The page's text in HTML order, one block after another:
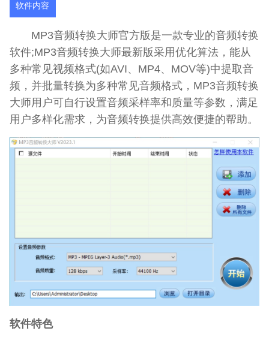
软件内容
MP3音频转换大师官方版是一款专业的音频转换
软件;MP3音频转换大师最新版采用优化算法，能从
多种常见视频格式(如AVI、MP4、MOV等)中提取音
频，并批量转换为多种常见音频格式，MP3音频转换
大师用户可自行设置音频采样率和质量等参数，满足
用户多样化需求，为音频转换提供高效便捷的帮助。
软件特色